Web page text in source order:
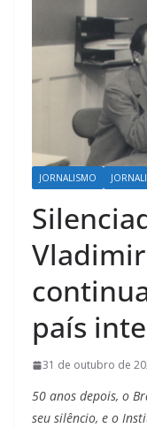
JORNALISMO
país
31 de outubro de
50 anos depois, o
seu silêncio, e o